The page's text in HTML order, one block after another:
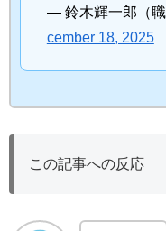
— 鈴木輝一郎（
cember 18, 2025
この記事への反応